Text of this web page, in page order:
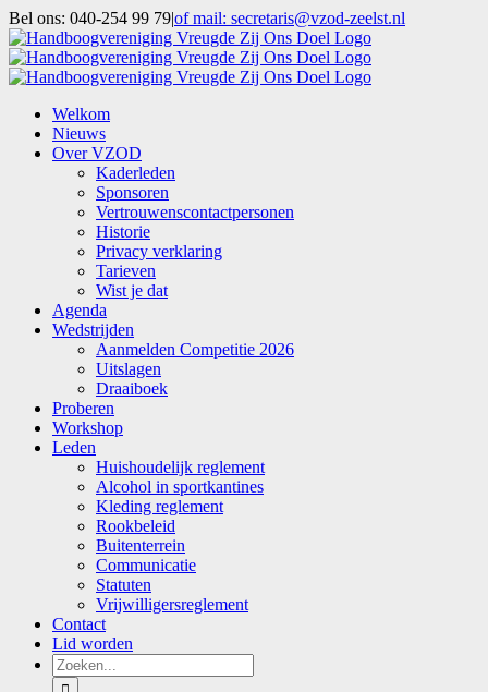
Ga
naar
inhoud
Bel ons: 040-254 99 79|of mail: secretaris@vzod-zeelst.nl
Facebook
Welkom
Nieuws
Over VZOD
Kaderleden
Sponsoren
Vertrouwenscontactpersonen
Historie
Privacy verklaring
Tarieven
Wist je dat
Agenda
Wedstrijden
Aanmelden Competitie 2026
Uitslagen
Draaiboek
Proberen
Workshop
Leden
Huishoudelijk reglement
Alcohol in sportkantines
Kleding reglement
Rookbeleid
Buitenterrein
Communicatie
Statuten
Vrijwilligersreglement
Contact
Lid worden
Zoeken
naar: